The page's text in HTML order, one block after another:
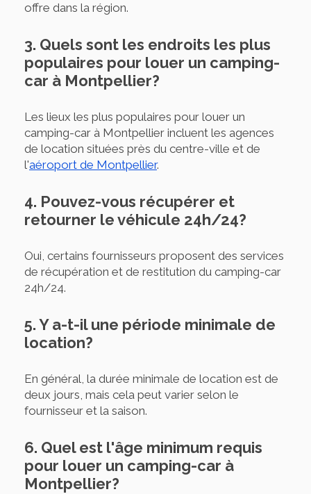
offre dans la région.
3. Quels sont les endroits les plus
populaires pour louer un camping-
car à Montpellier?
Les lieux les plus populaires pour louer un
camping-car à Montpellier incluent les agences
de location situées près du centre-ville et de
l'aéroport de Montpellier.
4. Pouvez-vous récupérer et
retourner le véhicule 24h/24?
Oui, certains fournisseurs proposent des services
de récupération et de restitution du camping-car
24h/24.
5. Y a-t-il une période minimale de
location?
En général, la durée minimale de location est de
deux jours, mais cela peut varier selon le
fournisseur et la saison.
6. Quel est l'âge minimum requis
pour louer un camping-car à
Montpellier?